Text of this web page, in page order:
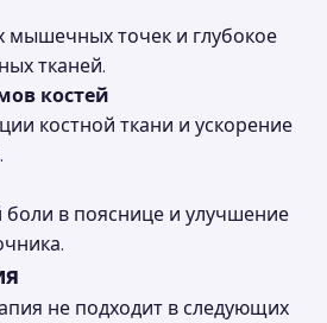
мышечных точек и глубокое
тканей.
костей
костной ткани и ускорение
в пояснице и улучшение
не подходит в следующих